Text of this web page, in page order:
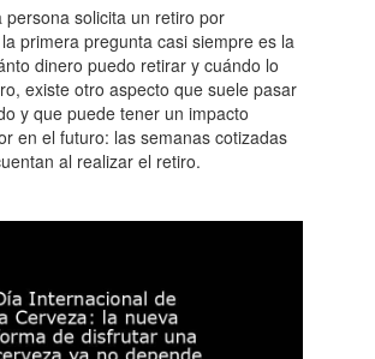
persona solicita un retiro por
primera pregunta casi siempre es la
dinero puedo retirar y cuándo lo
existe otro aspecto que suele pasar
y que puede tener un impacto
en el futuro: las semanas cotizadas
al realizar el retiro.